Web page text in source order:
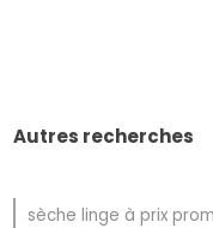
Autres recherches
sèche linge à prix